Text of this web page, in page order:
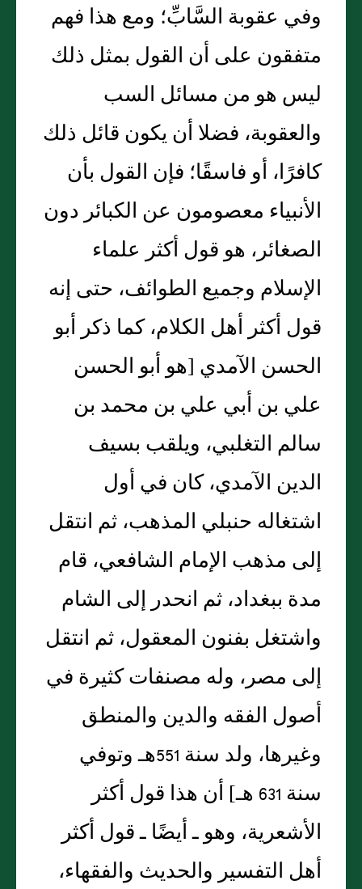
وفي عقوبة السَّابِّ؛ ومع هذا فهم
متفقون على أن القول بمثل ذلك
ليس هو من مسائل السب
والعقوبة، فضلا أن يكون قائل ذلك
كافرًا، أو فاسقًا؛ فإن القول بأن
الأنبياء معصومون عن الكبائر دون
الصغائر، هو قول أكثر علماء
الإسلام وجميع الطوائف، حتى إنه
قول أكثر أهل الكلام، كما ذكر أبو
الحسن الآمدي‏ [‏هو أبو الحسن
علي بن أبي علي بن محمد بن
سالم التغلبي، ويلقب بسيف
الدين الآمدي، كان في أول
اشتغاله حنبلي المذهب، ثم انتقل
إلى مذهب الإمام الشافعي، قام
مدة ببغداد، ثم انحدر إلى الشام
واشتغل بفنون المعقول، ثم انتقل
إلى مصر، وله مصنفات كثيرة في
أصول الفقه والدين والمنطق
وغيرها، ولد سنة 551هـ وتوفي
سنة 631 هـ]‏ أن هذا قول أكثر
الأشعرية، وهو ـ أيضًا ـ قول أكثر
أهل التفسير والحديث والفقهاء،